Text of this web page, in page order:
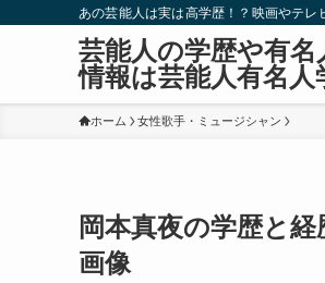
あの芸能人は実は高学歴！？映画やテ
芸能人の学歴や有
情報は芸能人有名
ホーム 女性歌手・ミュージシャン
岡本真夜の学歴と
画像